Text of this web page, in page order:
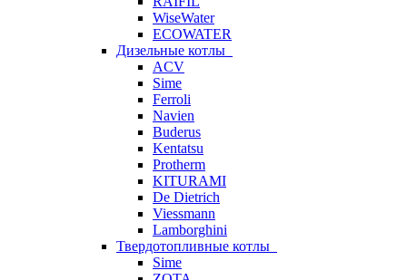
WiseWater
ECOWATER
Дизельные котлы
ACV
Sime
Ferroli
Navien
Buderus
Kentatsu
Protherm
KITURAMI
De Dietrich
Viessmann
Lamborghini
Твердотопливные котлы
Sime